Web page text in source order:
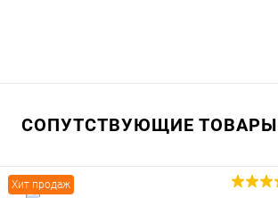
СОПУТСТВУЮЩИЕ ТОВАРЫ
Хит продаж